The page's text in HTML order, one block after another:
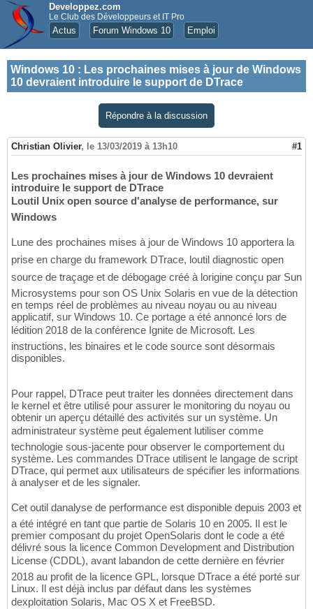
Developpez.com
Le Club des Développeurs et IT Pro
Actus Forum Windows 10 Emploi
Windows 10 : Les prochaines mises à jour de Windows
10 devraient introduire le support de DTrace
Répondre à la discussion
Christian Olivier, le 13/03/2019 à 13h10 #1
Les prochaines mises à jour de Windows 10 devraient
introduire le support de DTrace
Loutil Unix open source d'analyse de performance, sur
Windows
Lune des prochaines mises à jour de Windows 10 apportera la
prise en charge du framework DTrace, loutil diagnostic open
source de traçage et de débogage créé à lorigine conçu par Sun
Microsystems pour son OS Unix Solaris en vue de la détection
en temps réel de problèmes au niveau noyau ou au niveau
applicatif, sur Windows 10. Ce portage a été annoncé lors de
lédition 2018 de la conférence Ignite de Microsoft. Les
instructions, les binaires et le code source sont désormais
disponibles.
Pour rappel, DTrace peut traiter les données directement dans
le kernel et être utilisé pour assurer le monitoring du noyau ou
obtenir un aperçu détaillé des activités sur un système. Un
administrateur système peut également lutiliser comme
technologie sous-jacente pour observer le comportement du
système. Les commandes DTrace utilisent le langage de script
DTrace, qui permet aux utilisateurs de spécifier les informations
à analyser et de les signaler.
Cet outil danalyse de performance est disponible depuis 2003 et
a été intégré en tant que partie de Solaris 10 en 2005. Il est le
premier composant du projet OpenSolaris dont le code a été
délivré sous la licence Common Development and Distribution
License (CDDL), avant labandon de cette dernière en février
2018 au profit de la licence GPL, lorsque DTrace a été porté sur
Linux. Il est déjà inclus par défaut dans les systèmes
dexploitation Solaris, Mac OS X et FreeBSD.